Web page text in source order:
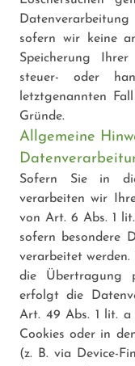
sofern wir keine
Speicherung
steuer- oder
letztgenannten
Gründe.
Allgemeine
Sofern Sie in
verarbeiten wir
von Art. 6 Abs. 1
sofern besondere
verarbeitet
die Übertragung
erfolgt die
Art. 49 Abs. 1 lit. a
Cookies oder in
(z. B. via Device-